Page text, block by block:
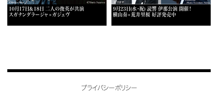
10月17日＆18日 二人の俊英が共演
スガナンダラージャ×ガジェヴ
9月23日(水・祝) 読響 伊那公演 開催！
横山奏×荒井里桜 好評発売中
プライバシーポリシー